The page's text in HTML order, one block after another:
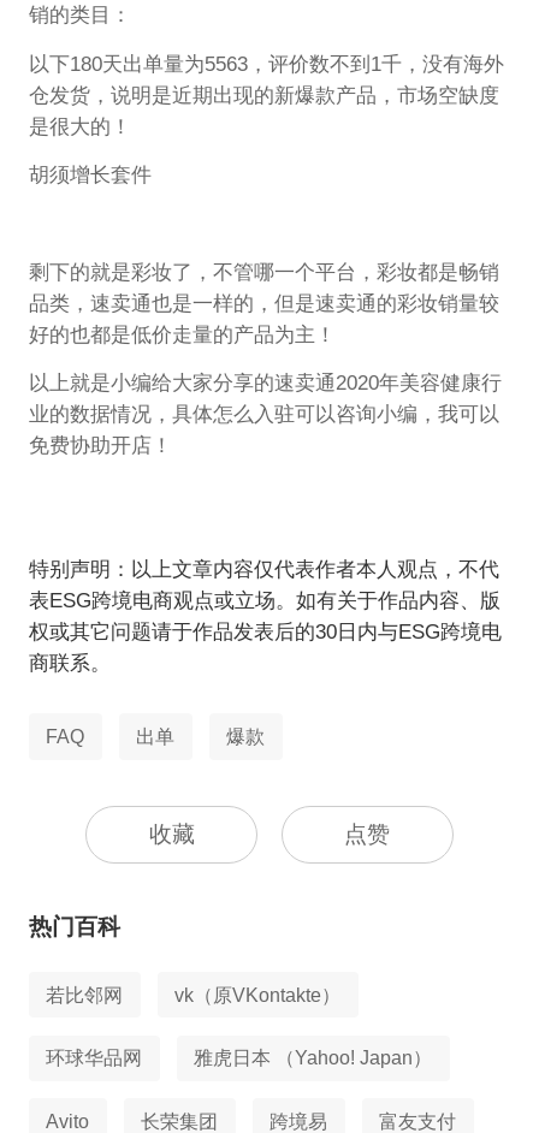
销的类目：
以下180天出单量为5563，评价数不到1千，没有海外
仓发货，说明是近期出现的新爆款产品，市场空缺度
是很大的！
胡须增长套件
剩下的就是彩妆了，不管哪一个平台，彩妆都是畅销
品类，速卖通也是一样的，但是速卖通的彩妆销量较
好的也都是低价走量的产品为主！
以上就是小编给大家分享的速卖通2020年美容健康行
业的数据情况，具体怎么入驻可以咨询小编，我可以
免费协助开店！
特别声明：以上文章内容仅代表作者本人观点，不代
表ESG跨境电商观点或立场。如有关于作品内容、版
权或其它问题请于作品发表后的30日内与ESG跨境电
商联系。
FAQ 出单 爆款
收藏 点赞
热门百科
若比邻网 vk（原VKontakte）
环球华品网 雅虎日本 （Yahoo! Japan）
Avito 长荣集团 跨境易 富友支付